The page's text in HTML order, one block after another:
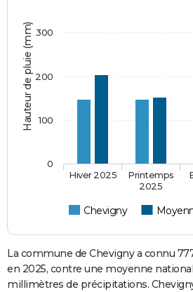
Hauteur de pluie (mm)
Chevigny
Hiver 2025
Printemps
2025
0
100
200
300
La commune de Chevigny a connu
en 2025, contre une moyenne
millimètres de précipitations.